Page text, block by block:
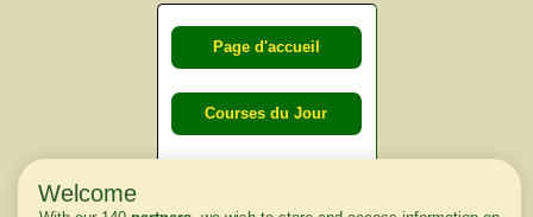
Page d'accueil
Courses du Jour
lendemain
Welcome